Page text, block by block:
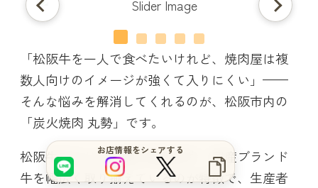
「松阪牛を一人で食べたいけれど、焼肉屋は複
数人向けのイメージが強くて入りにくい」——
そんな悩みを解消してくれるのが、松阪市内の
「炭火焼肉 丸勢」です。
松阪牛をはじめ全国の黒毛和牛・国産ブランド
牛を幅広く取り揃えているのが特徴で、生産者
お店情報をシェアする